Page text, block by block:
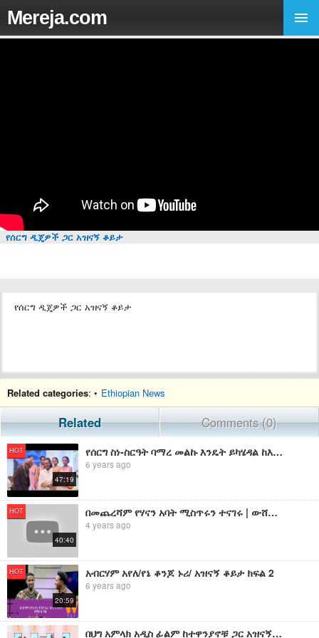
Mereja.com
የሰርግ ዲጄዎች ጋር አዝናኝ ቆይታ
የሰርግ ዲጄዎች ጋር አዝናኝ ቆይታ
Related categories: • Ethiopian News
Related Comments (0)
HOT
47:19
የሰርግ ስነ-ስርዓት ባማረ መልኩ እንዴት ይካሄዳል ከእሁድን በኢቢኤስ
6 years ago
HOT
40:40
በመጨረሻም የሃናን አባት ሚስጥሩን ተናገሩ | ውሸት ነው ምንም አይነት የሰርግ ዝግጅት አልነበረም | ተጠርጣሪው የሃናን ባል በቁጥጥር ስር ዋለ
4 years ago
HOT
20:59
አብርሃም አየለ/የኔ ቆንጆ ኑሪ/ አዝናኝ ቆይታ ክፍል 2
6 years ago
በህግ አምላክ አዲስ ፊልም ከተዋንያኖቹ ጋር አዝናኝ ቆይታ